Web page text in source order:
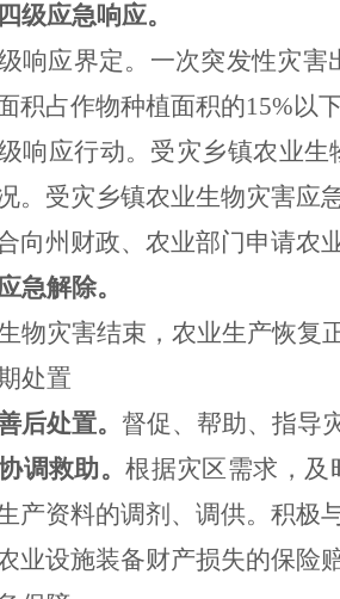
级应急响应。
响应界定。一次突发性灾
积占作物种植面积的15%以
响应行动。受灾乡镇农业
。受灾乡镇农业生物灾害应
向州 财政、农业部门申请农
急解除。
物灾害结束，农业生产恢复
处置
后处置。 督促、帮助、指导
调救助。根据灾区需求，及
产资料的调剂、调供。积极
业设施装备财产损失的保险